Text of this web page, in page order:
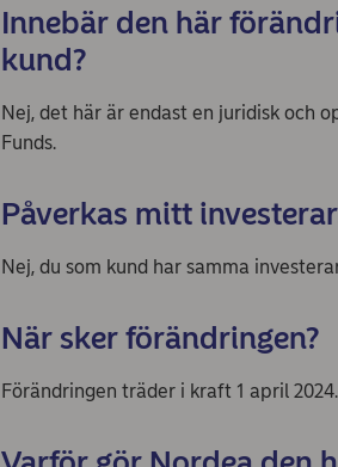
Innebär den här
kund?
Nej, det här är endast en juridisk och
Funds.
Påverkas mitt
Nej, du som kund har samma
När sker förändringen?
Förändringen träder i kraft 1 april 2024.